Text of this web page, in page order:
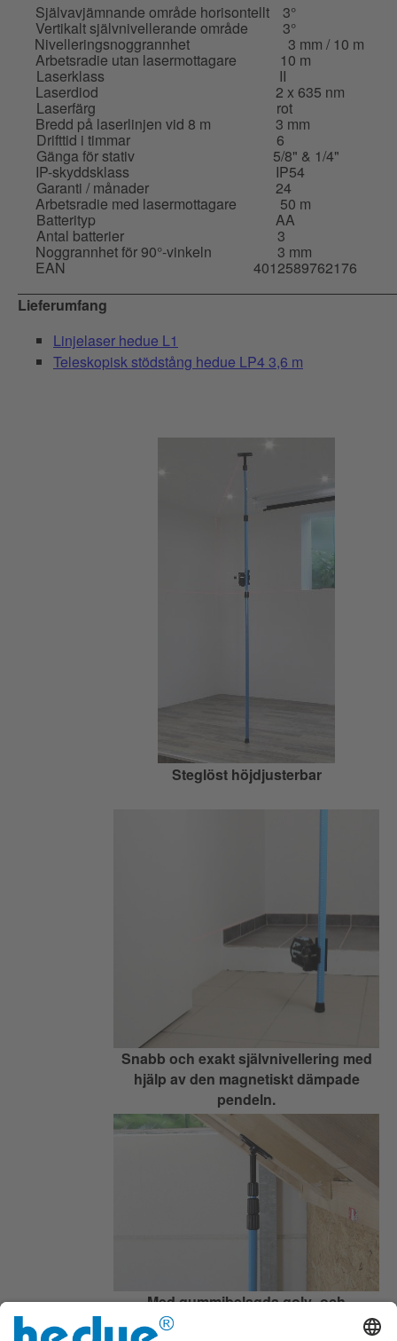
Självavjämnande område horisontellt
3°
Vertikalt självnivellerande område 3°
Nivelleringsnoggrannhet 3 mm / 10 m
Arbetsradie utan lasermottagare 10 m
Laserklass II
Laserdiod 2 x 635 nm
Laserfärg rot
Bredd på laserlinjen vid 8 m 3 mm
Drifttid i timmar 6
Gänga för stativ 5/8" & 1/4"
IP-skyddsklass IP54
Garanti / månader 24
Arbetsradie med lasermottagare 50 m
Batterityp AA
Antal batterier 3
Noggrannhet för 90°-vinkeln 3 mm
EAN
4012589762176
Lieferumfang
Linjelaser hedue L1
Teleskopisk stödstång hedue LP4 3,6 m
Steglöst höjdjusterbar
Snabb och exakt självnivellering med
hjälp av den magnetiskt dämpade
pendeln.
Med gummibelagda golv- och